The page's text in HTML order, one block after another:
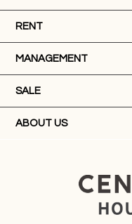
RENT
MANAGEMENT
SALE
ABOUT US